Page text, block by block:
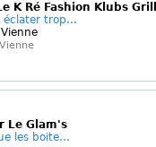
K Ré Fashion Klubs Grill
éclater trop...
Le Glam's
les boite...